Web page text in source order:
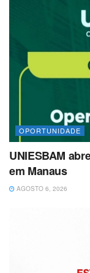
OPORTUNIDADE
UNIESBAM
em Manaus
AGOSTO 6, 2026